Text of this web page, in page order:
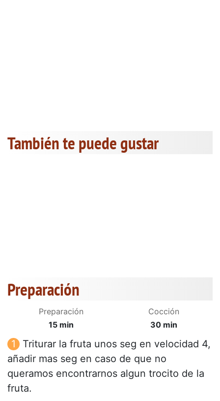
También te puede gustar
Preparación
Preparación
15 min
Cocción
30 min
Triturar la fruta unos seg en velocidad 4,
añadir mas seg en caso de que no
queramos encontrarnos algun trocito de la
fruta.